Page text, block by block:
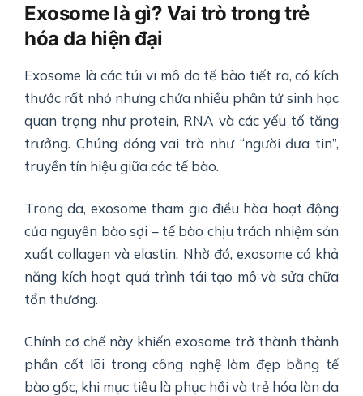
Exosome là gì? Vai trò trong trẻ
hóa da hiện đại
Exosome là các túi vi mô do tế bào tiết ra, có kích
thước rất nhỏ nhưng chứa nhiều phân tử sinh học
quan trọng như protein, RNA và các yếu tố tăng
trưởng. Chúng đóng vai trò như “người đưa tin”,
truyền tín hiệu giữa các tế bào.
Trong da, exosome tham gia điều hòa hoạt động
của nguyên bào sợi – tế bào chịu trách nhiệm sản
xuất collagen và elastin. Nhờ đó, exosome có khả
năng kích hoạt quá trình tái tạo mô và sửa chữa
tổn thương.
Chính cơ chế này khiến exosome trở thành thành
phần cốt lõi trong công nghệ làm đẹp bằng tế
bào gốc, khi mục tiêu là phục hồi và trẻ hóa làn da